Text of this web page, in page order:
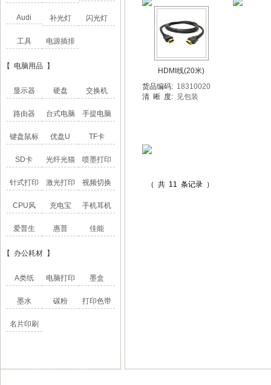
Audi 补光灯 闪光灯
工具 电源插排
【 电脑用品 】
显示器 硬盘 交换机
路由器 台式电脑 手提电脑
键盘鼠标 优盘U TF卡
SD卡 光纤光猫 喷墨打印
针式打印 激光打印 视频切换
CPU风 充电宝 手机耳机
爱普生 惠普 佳能
【 办公耗材 】
A类纸 电脑打印 墨盒
墨水 碳粉 打印色带
名片印刷
HDMI线(20米)
货品编码: 18310020
清 晰 度: 见包装
（ 共 11 条记录 ）